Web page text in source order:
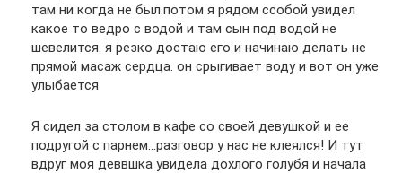
там ни когда не был.потом я рядом ссобой увидел
какое то ведро с водой и там сын под водой не
шевелится. я резко достаю его и начинаю делать не
прямой масаж сердца. он срыгивает воду и вот он уже
улыбается
Я сидел за столом в кафе со своей девушкой и ее
подругой с парнем…разговор у нас не клеялся! И тут
вдруг моя деввшка увидела дохлого голубя и начала